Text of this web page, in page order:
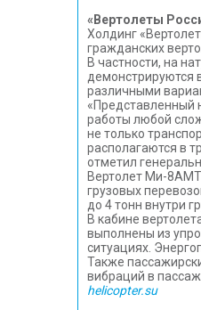
«Вертолеты
Холдинг
гражданских
В частности, на
демонстрируются
различными
«Представленный
работы любой
не только
располагаются в
отметил
Вертолет Ми-8АМТ
грузовых
до 4 тонн внутри
В кабине
выполнены из
ситуациях.
Также
вибраций в
helicopter.su